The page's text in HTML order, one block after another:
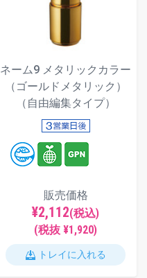
ネーム9 メタリックカラー
（ゴールドメタリック）
（自由編集タイプ）
販売価格
¥2,112(税込)
(税抜 ¥1,920)
トレイに入れる